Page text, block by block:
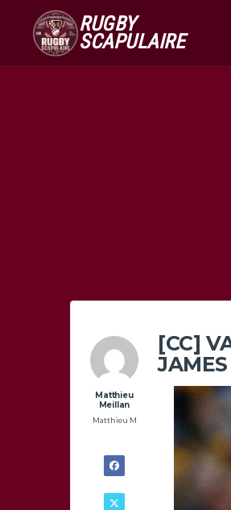
RUGBY
SCAPULAIRE
Matthieu
Meillan
Matthieu M
[CC]
JAMES